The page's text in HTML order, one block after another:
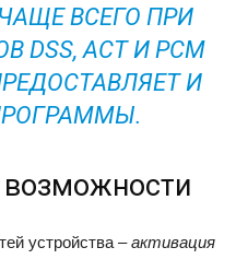
ВСЕГО ПРИ
ACT И PCM
И
устройства –активация